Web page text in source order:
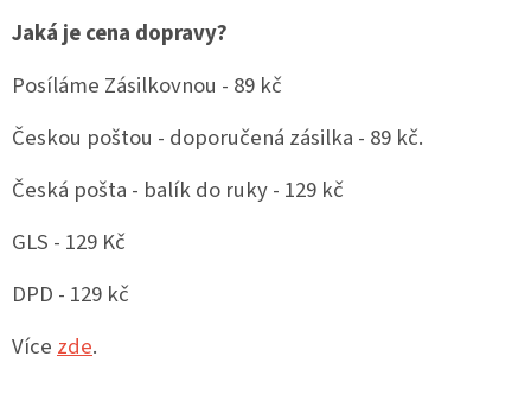
Jaká je cena dopravy?
Posíláme Zásilkovnou - 89 kč
Českou poštou - doporučená zásilka - 89 kč.
Česká pošta - balík do ruky - 129 kč
GLS - 129 Kč
DPD - 129 kč
Více zde.